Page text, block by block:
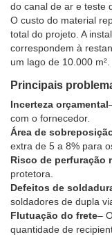
do canal de ar e teste
O custo do material
total do projeto. A
correspondem à
um lago de 10.000 m².
Principais
Incerteza orçamental
com o fornecedor.
Área de
extra de 5 a 8% para
Risco de perfuração
protetora.
Defeitos de
soldadores de dupla
Flutuação do frete–
quantidade de